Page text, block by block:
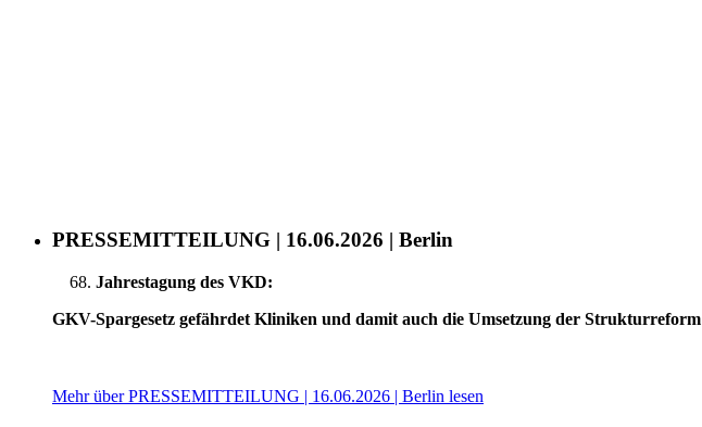
PRESSEMITTEILUNG | 16.06.2026 | Berlin
Jahrestagung des VKD:
GKV-Spargesetz gefährdet Kliniken und damit auch die Umsetzung der Strukturreform
Mehr über PRESSEMITTEILUNG | 16.06.2026 | Berlin lesen